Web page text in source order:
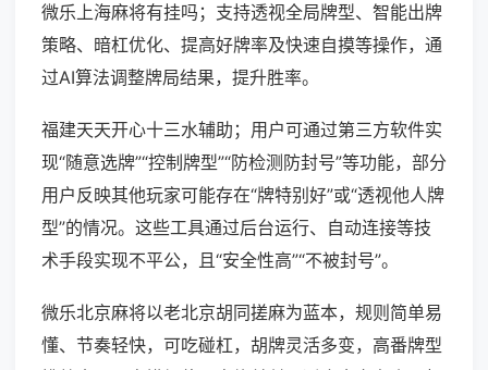
微乐上海麻将有挂吗；支持透视全局牌型、智能出牌
策略、暗杠优化、提高好牌率及快速自摸等操作，通
过AI算法调整牌局结果，提升胜率。
福建天天开心十三水辅助；用户可通过第三方软件实
现“随意选牌”“控制牌型”“防检测防封号”等功能，部分
用户反映其他玩家可能存在“牌特别好”或“透视他人牌
型”的情况。这些工具通过后台运行、自动连接等技
术手段实现不平公，且“安全性高”“不被封号”。
微乐北京麻将以老北京胡同搓麻为蓝本，规则简单易
懂、节奏轻快，可吃碰杠，胡牌灵活多变，高番牌型